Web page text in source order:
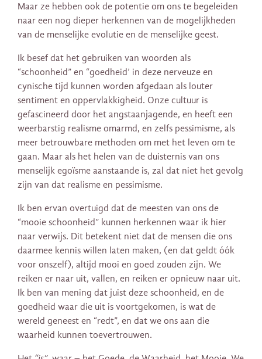
Maar ze hebben ook de potentie om ons te begeleiden
naar een nog dieper herkennen van de mogelijkheden
van de menselijke evolutie en de menselijke geest.
Ik besef dat het gebruiken van woorden als
“schoonheid” en “goedheid’ in deze nerveuze en
cynische tijd kunnen worden afgedaan als louter
sentiment en oppervlakkigheid. Onze cultuur is
gefascineerd door het angstaanjagende, en heeft een
weerbarstig realisme omarmd, en zelfs pessimisme, als
meer betrouwbare methoden om met het leven om te
gaan. Maar als het helen van de duisternis van ons
menselijk egoïsme aanstaande is, zal dat niet het gevolg
zijn van dat realisme en pessimisme.
Ik ben ervan overtuigd dat de meesten van ons de
“mooie schoonheid” kunnen herkennen waar ik hier
naar verwijs. Dit betekent niet dat de mensen die ons
daarmee kennis willen laten maken, (en dat geldt óók
voor onszelf), altijd mooi en goed zouden zijn. We
reiken er naar uit, vallen, en reiken er opnieuw naar uit.
Ik ben van mening dat juist deze schoonheid, en de
goedheid waar die uit is voortgekomen, is wat de
wereld geneest en “redt”, en dat we ons aan die
waarheid kunnen toevertrouwen.